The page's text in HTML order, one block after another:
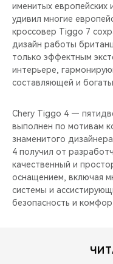
именитых европейских
удивил многие
кроссовер Tiggo 7
дизайн работы
только эффектным
интерьере,
составляющей и
Chery Tiggo 4 —
выполнен по мотивам
знаменитого
4 получил от
качественный и
оснащением, включая
системы и
безопасность и